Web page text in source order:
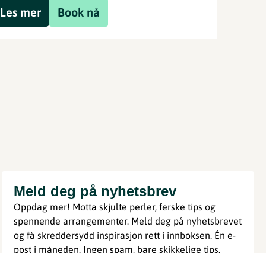
Book nå
Les mer
Meld deg på nyhetsbrev
Oppdag mer! Motta skjulte perler, ferske tips og
spennende arrangementer. Meld deg på nyhetsbrevet
og få skreddersydd inspirasjon rett i innboksen. Én e-
post i måneden. Ingen spam, bare skikkelige tips.